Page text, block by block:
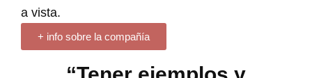
a vista.
+ info sobre la compañía